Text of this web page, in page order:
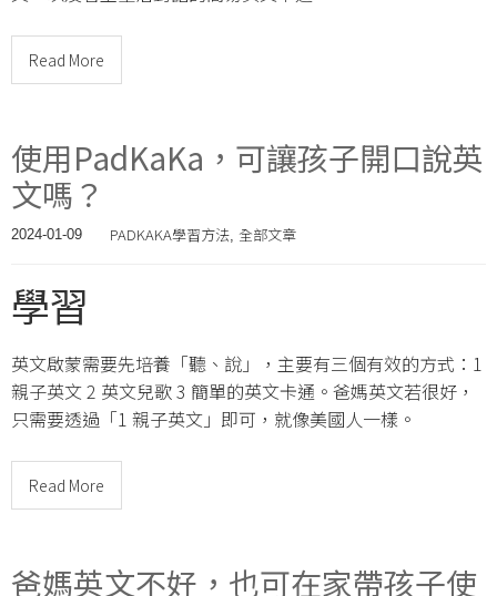
Read More
使用PadKaKa，可讓孩子開口說英
文嗎？
2024-01-09 PADKAKA學習方法, 全部文章
學習
英文啟蒙需要先培養「聽、說」，主要有三個有效的方式：1
親子英文 2 英文兒歌 3 簡單的英文卡通。爸媽英文若很好，
只需要透過「1 親子英文」即可，就像美國人一樣。
Read More
爸媽英文不好，也可在家帶孩子使